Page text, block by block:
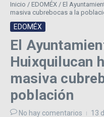
Inicio / EDOMÉX / El
masiva cubrebocas a la
EDOMÉX
El
Huixquilucan
masiva
población
No hay comentarios 13